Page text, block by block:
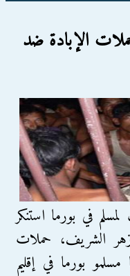
الإبادة ضد
في بورما استنكر
الشريف، حملات
بورما في إقليم